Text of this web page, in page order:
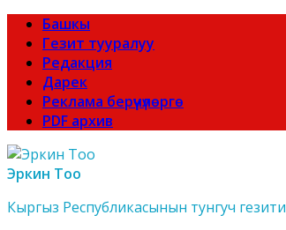
Башкы
Гезит тууралуу
Редакция
Дарек
Реклама берүүчүлөргө
PDF архив
Эркин Тоо
Кыргыз Республикасынын тунгуч гезити